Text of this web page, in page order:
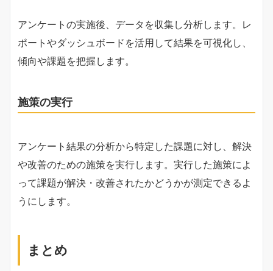
アンケートの実施後、データを収集し分析します。レ
ポートやダッシュボードを活用して結果を可視化し、
傾向や課題を把握します。
施策の実行
アンケート結果の分析から特定した課題に対し、解決
や改善のための施策を実行します。実行した施策によ
って課題が解決・改善されたかどうかが測定できるよ
うにします。
まとめ